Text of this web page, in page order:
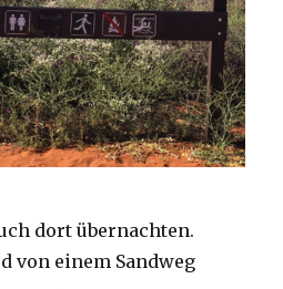
dort übernachten.
von einem Sandweg